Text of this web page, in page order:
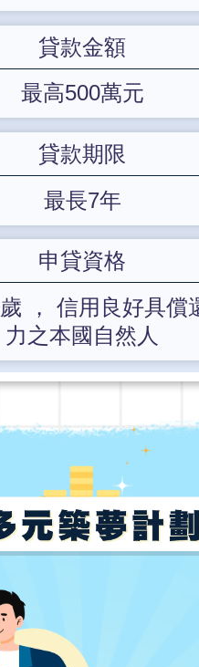
貸款金額
最高500萬元
貸款期限
最長7年
申貸資格
， 信用良好具償
力之本國自然人